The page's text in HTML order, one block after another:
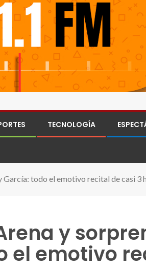
TECNOLOGÍA
todo el emotivo recital de casi 3
y
el emotivo